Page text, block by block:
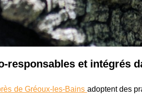
responsables et intégrés
de Gréoux-les-Bains adoptent des